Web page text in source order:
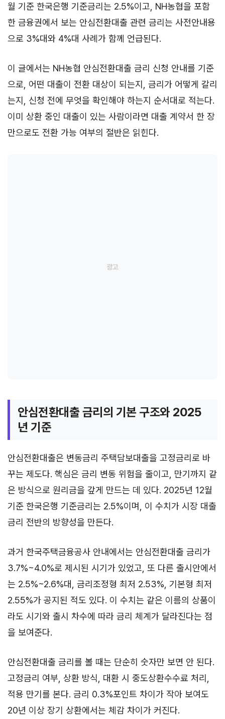
월 기준 한국은행 기준금리는 2.5%이고, NH농협을 포함
한 금융권에서 보는 안심전환대출 관련 금리는 사전안내용
으로 3%대와 4%대 사례가 함께 언급된다.
이 글에서는 NH농협 안심전환대출 금리 신청 안내를 기준
으로, 어떤 대출이 전환 대상이 되는지, 금리가 어떻게 갈리
는지, 신청 전에 무엇을 확인해야 하는지 순서대로 적는다.
이미 상환 중인 대출이 있는 사람이라면 대출 계약서 한 장
만으로도 전환 가능 여부의 절반은 읽힌다.
안심전환대출 금리의 기본 구조와 2025
년 기준
안심전환대출은 변동금리 주택담보대출을 고정금리로 바
꾸는 제도다. 핵심은 금리 변동 위험을 줄이고, 만기까지 같
은 방식으로 원리금을 갚게 만드는 데 있다. 2025년 12월
기준 한국은행 기준금리는 2.5%이며, 이 수치가 시장 대출
금리 전반의 방향성을 만든다.
과거 한국주택금융공사 안내에서는 안심전환대출 금리가
3.7%~4.0%로 제시된 시기가 있었고, 또 다른 출시안에서
는 2.5%~2.6%대, 금리조정형 최저 2.53%, 기본형 최저
2.55%가 공지된 적도 있다. 이 수치는 같은 이름의 상품이
라도 시기와 출시 차수에 따라 금리 체계가 달라진다는 점
을 보여준다.
안심전환대출 금리를 볼 때는 단순히 숫자만 보면 안 된다.
고정금리 여부, 상환 방식, 대환 시 중도상환수수료 처리,
적용 만기를 본다. 금리 0.3%포인트 차이가 작아 보여도
20년 이상 장기 상환에서는 체감 차이가 커진다.